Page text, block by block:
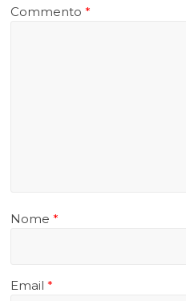
Commento*
Nome*
Email*